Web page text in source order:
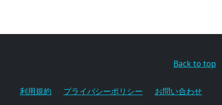
Back to top
利用規約 プライバシーポリシー お問い合わせ